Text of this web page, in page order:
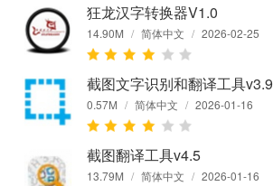
狂龙汉字转换器V1.0
14.90M / 简体中文 / 2026-02-25
截图文字识别和翻译工具v3.9
0.57M / 简体中文 / 2026-01-16
截图翻译工具v4.5
13.79M / 简体中文 / 2026-01-16